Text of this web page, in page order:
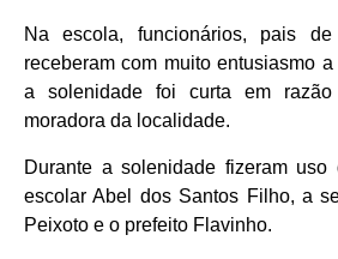
Na escola, funcionários, pais
receberam com muito entusiasmo
a solenidade foi curta em
moradora da localidade.
Durante a solenidade fizeram
escolar Abel dos Santos Filho, a
Peixoto e o prefeito Flavinho.